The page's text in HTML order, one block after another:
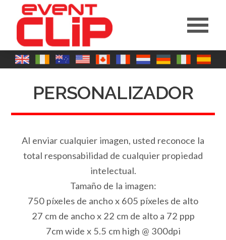
PERSONALIZADOR
Al enviar cualquier imagen, usted reconoce la
total responsabilidad de cualquier propiedad
intelectual.
Tamaño de la imagen:
750 píxeles de ancho x 605 píxeles de alto
27 cm de ancho x 22 cm de alto a 72 ppp
7cm wide x 5.5 cm high @ 300dpi